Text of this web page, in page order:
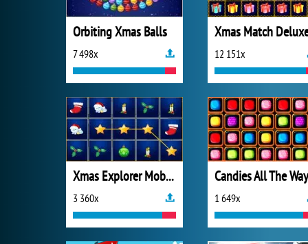
Orbiting Xmas Balls
7 498x
Xmas Match
12 151x
Xmas Explorer Mobile
3 360x
Candies All The Way
1 649x